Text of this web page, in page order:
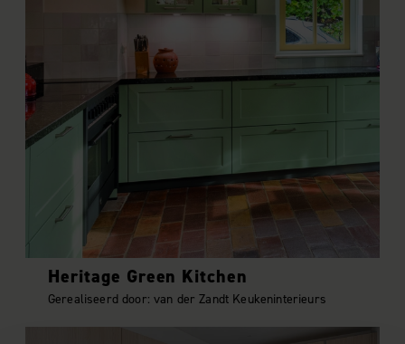
Heritage Green Kitchen
Gerealiseerd door: van der Zandt Keukeninterieurs